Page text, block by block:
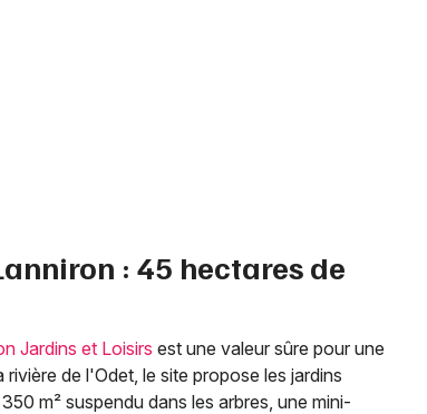
: 45 hectares de
Jardins et Loisirs est une valeur sûre pour une
de l'Odet, le site propose les jardins
m² suspendu dans les arbres, une mini-